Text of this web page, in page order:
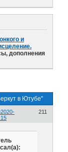
и
дополнения
в Ютубе"
211
2020-